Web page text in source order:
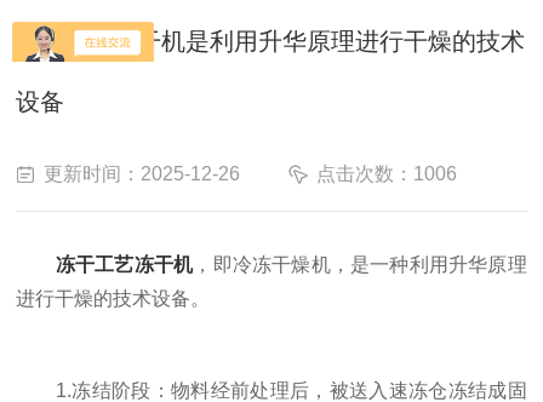
冻干工艺冻干机是利用升华原理进行干燥的技术
设备
更新时间：2025-12-26 点击次数：1006
冻干工艺冻干机，即冷冻干燥机，是一种利用升华原理
进行干燥的技术设备。
1.冻结阶段：物料经前处理后，被送入速冻仓冻结成固